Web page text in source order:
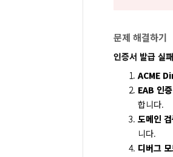
문제 해결하기
인증서 발급 실
ACME
EAB 인
합니다.
도메인
니다.
디버그